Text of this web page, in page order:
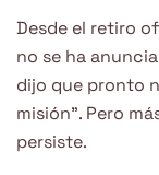
Desde el retiro
no se ha
dijo que pronto
misión”. Pero
persiste.